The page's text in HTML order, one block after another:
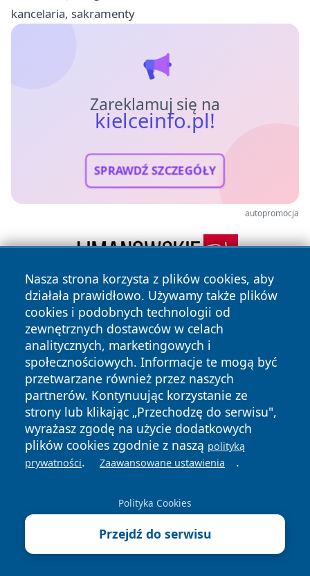
kancelaria, sakramenty
Zareklamuj się na
kielceinfo.pl!
SPRAWDŹ SZCZEGÓŁY
autopromocja
Nasza strona korzysta z plików cookies, aby
działała prawidłowo. Używamy także plików
cookies i podobnych technologii od
zewnętrznych dostawców w celach
analitycznych, marketingowych i
społecznościowych. Informacje te mogą być
przetwarzane również przez naszych
partnerów. Kontynuując korzystanie ze
strony lub klikając „Przechodzę do serwisu",
wyrażasz zgodę na użycie dodatkowych
plików cookies zgodnie z naszą polityką
prywatności. Zaawansowane ustawienia .
Polityka Cookies
Przejdź do serwisu
Copyright © 2026 kielceinfo.pl Wszystkie prawa zastrzeżone.
News Autorzy
Polityka
Prywatności
Polityka
Cookies